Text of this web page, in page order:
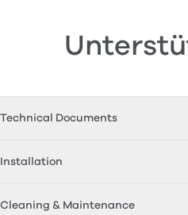
Technical Documents
Installation
Cleaning & Maintenance